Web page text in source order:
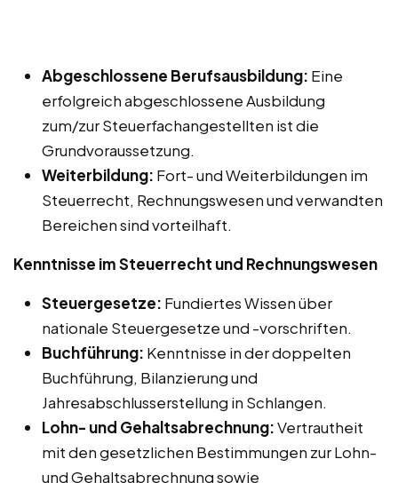
Abgeschlossene Berufsausbildung: Eine
erfolgreich abgeschlossene Ausbildung
zum/zur Steuerfachangestellten ist die
Grundvoraussetzung.
Weiterbildung: Fort- und Weiterbildungen im
Steuerrecht, Rechnungswesen und verwandten
Bereichen sind vorteilhaft.
Kenntnisse im Steuerrecht und Rechnungswesen
Steuergesetze: Fundiertes Wissen über
nationale Steuergesetze und -vorschriften.
Buchführung: Kenntnisse in der doppelten
Buchführung, Bilanzierung und
Jahresabschlusserstellung in Schlangen.
Lohn- und Gehaltsabrechnung:Vertrautheit
mit den gesetzlichen Bestimmungen zur Lohn-
und Gehaltsabrechnung sowie